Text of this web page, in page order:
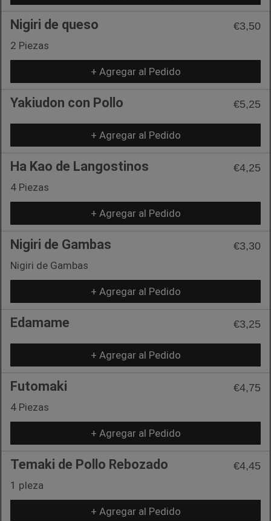
Nigiri de queso
€3,50
2 Piezas
+ Agregar al Pedido
Yakiudon con Pollo €5,25
+ Agregar al Pedido
Ha Kao de Langostinos
€4,25
4 Piezas
+ Agregar al Pedido
Nigiri de Gambas
€3,30
Nigiri de Gambas
+ Agregar al Pedido
Edamame €3,25
+ Agregar al Pedido
Futomaki
€4,75
4 Piezas
+ Agregar al Pedido
Temaki de Pollo Rebozado
€4,45
1 pIeza
+ Agregar al Pedido